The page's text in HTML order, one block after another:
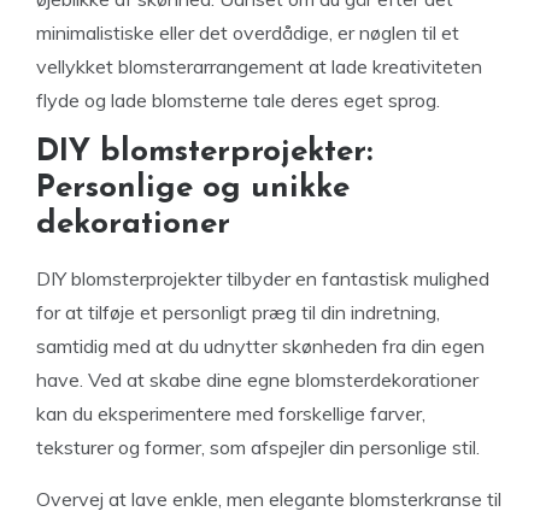
minimalistiske eller det overdådige, er nøglen til et
vellykket blomsterarrangement at lade kreativiteten
flyde og lade blomsterne tale deres eget sprog.
DIY blomsterprojekter:
Personlige og unikke
dekorationer
DIY blomsterprojekter tilbyder en fantastisk mulighed
for at tilføje et personligt præg til din indretning,
samtidig med at du udnytter skønheden fra din egen
have. Ved at skabe dine egne blomsterdekorationer
kan du eksperimentere med forskellige farver,
teksturer og former, som afspejler din personlige stil.
Overvej at lave enkle, men elegante blomsterkranse til